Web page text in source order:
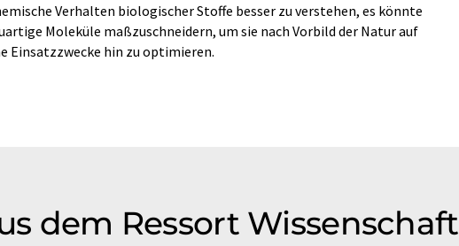
Verhalten biologischer Stoffe besser zu verstehen, es könnte
Moleküle maßzuschneidern, um sie nach Vorbild der Natur auf
Einsatzzwecke hin zu optimieren.
dem Ressort Wissenschaft